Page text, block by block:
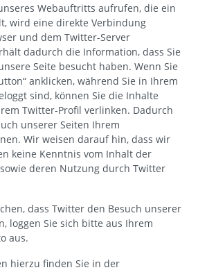
Webauftritts aufrufen, die ein
wird eine direkte Verbindung
und dem Twitter-Server
dadurch die Information, dass Sie
Seite besucht haben. Wenn Sie
anklicken, während Sie in Ihrem
sind, können Sie die Inhalte
Twitter-Profil verlinken. Dadurch
unserer Seiten Ihrem
Wir weisen darauf hin, dass wir
keine Kenntnis vom Inhalt der
deren Nutzung durch Twitter
dass Twitter den Besuch unserer
loggen Sie sich bitte aus Ihrem
aus.
hierzu finden Sie in der